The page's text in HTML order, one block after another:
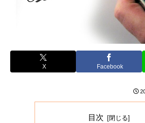
X Facebook
目次